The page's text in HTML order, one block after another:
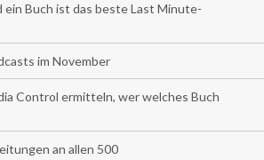
Buch ist das beste Last Minute-
im November
Control ermitteln, wer welches Buch
an allen 500